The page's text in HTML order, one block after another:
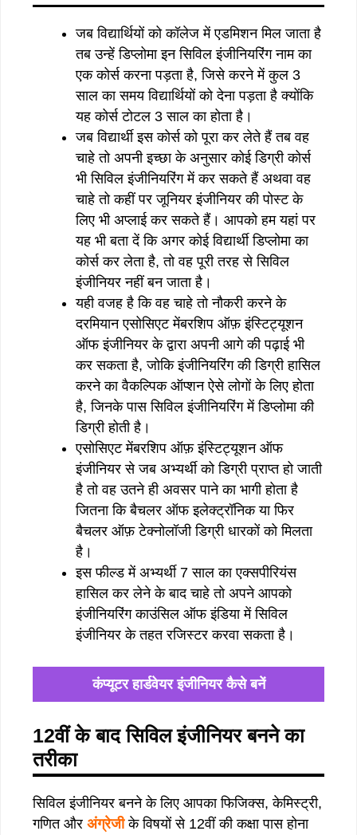
जब विद्यार्थियों को कॉलेज में एडमिशन मिल जाता है
तब उन्हें डिप्लोमा इन सिविल इंजीनियरिंग नाम का
एक कोर्स करना पड़ता है, जिसे करने में कुल 3
साल का समय विद्यार्थियों को देना पड़ता है क्योंकि
यह कोर्स टोटल 3 साल का होता है।
जब विद्यार्थी इस कोर्स को पूरा कर लेते हैं तब वह
चाहे तो अपनी इच्छा के अनुसार कोई डिग्री कोर्स
भी सिविल इंजीनियरिंग में कर सकते हैं अथवा वह
चाहे तो कहीं पर जूनियर इंजीनियर की पोस्ट के
लिए भी अप्लाई कर सकते हैं। आपको हम यहां पर
यह भी बता दें कि अगर कोई विद्यार्थी डिप्लोमा का
कोर्स कर लेता है, तो वह पूरी तरह से सिविल
इंजीनियर नहीं बन जाता है।
यही वजह है कि वह चाहे तो नौकरी करने के
दरमियान एसोसिएट मेंबरशिप ऑफ़ इंस्टिट्यूशन
ऑफ इंजीनियर के द्वारा अपनी आगे की पढ़ाई भी
कर सकता है, जोकि इंजीनियरिंग की डिग्री हासिल
करने का वैकल्पिक ऑप्शन ऐसे लोगों के लिए होता
है, जिनके पास सिविल इंजीनियरिंग में डिप्लोमा की
डिग्री होती है।
एसोसिएट मेंबरशिप ऑफ़ इंस्टिट्यूशन ऑफ
इंजीनियर से जब अभ्यर्थी को डिग्री प्राप्त हो जाती
है तो वह उतने ही अवसर पाने का भागी होता है
जितना कि बैचलर ऑफ इलेक्ट्रॉनिक या फिर
बैचलर ऑफ़ टेक्नोलॉजी डिग्री धारकों को मिलता
है।
इस फील्ड में अभ्यर्थी 7 साल का एक्सपीरियंस
हासिल कर लेने के बाद चाहे तो अपने आपको
इंजीनियरिंग काउंसिल ऑफ इंडिया में सिविल
इंजीनियर के तहत रजिस्टर करवा सकता है।
कंप्यूटर हार्डवेयर इंजीनियर कैसे बनें
12वीं के बाद सिविल इंजीनियर बनने का
तरीका
सिविल इंजीनियर बनने के लिए आपका फिजिक्स, केमिस्ट्री,
गणित और अंग्रेजीके विषयों से 12वीं की कक्षा पास होना